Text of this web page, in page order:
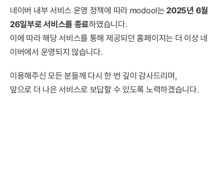
네이버 내부 서비스 운영 정책에 따라 modoo!는 2025년 6월
26일부로 서비스를 종료하였습니다.
이에 따라 해당 서비스를 통해 제공되던 홈페이지는 더 이상 네
이버에서 운영되지 않습니다.
이용해주신 모든 분들께 다시 한 번 깊이 감사드리며,
앞으로 더 나은 서비스로 보답할 수 있도록 노력하겠습니다.